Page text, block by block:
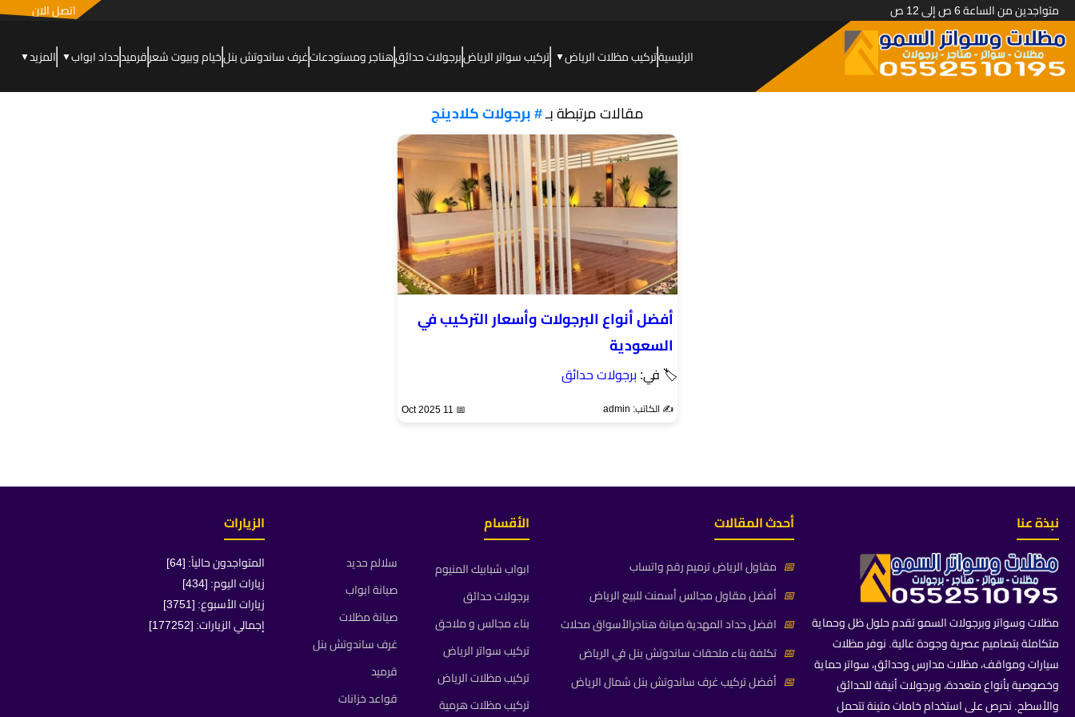
متواجدين من الساعة 6 ص إلى 12 ص اتصل الان
الرئيسيةتركيب مظلات الرياض▼ تركيب سواتر الرياضبرجولات حدائقهناجر ومستودعاتغرف ساندوتش بنلخيام وبيوت شعرقرميدحداد ابواب▼ المزيد▼
مقالات مرتبطة بـ# برجولات كلادينج
أفضل أنواع البرجولات وأسعار التركيب في
السعودية
🏷 في: برجولات حدائق
✍️ الكاتب: admin 📅 11 Oct 2025
نبذة عنا
مظلات وسواتر وبرجولات السمو تقدم حلول ظل وحماية
متكاملة بتصاميم عصرية وجودة عالية. نوفر مظلات
سيارات ومواقف، مظلات مدارس وحدائق، سواتر حماية
وخصوصية بأنواع متعددة، وبرجولات أنيقة للحدائق
والأسطح. نحرص على استخدام خامات متينة تتحمل
أحدث المقالات
📅 مقاول الرياض ترميم رقم واتساب
📅 أفضل مقاول مجالس أسمنت للبيع الرياض
📅 افضل حداد المهدية صيانة هناجرالأسواق محلات
📅 تكلفة بناء ملحقات ساندوتش بنل في الرياض
📅 أفضل تركيب غرف ساندوتش بنل شمال الرياض
الأقسام
ابواب شبابيك المنيوم
برجولات حدائق
بناء مجالس و ملاحق
تركيب سواتر الرياض
تركيب مظلات الرياض
تركيب مظلات هرمية
سلالم حديد
صيانة ابواب
صيانة مظلات
غرف ساندوتش بنل
قرميد
قواعد خزانات
الزيارات
المتواجدون حالياً: [64]
زيارات اليوم: [434]
زيارات الأسبوع: [3751]
إجمالي الزيارات: [177252]